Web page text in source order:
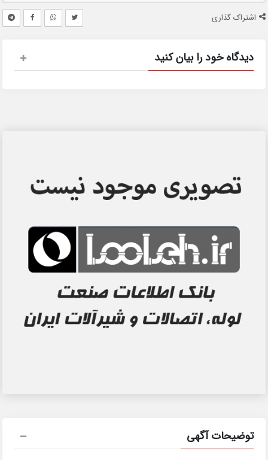
اشتراک گذاری
دیدگاه خود را بیان کنید
توضیحات آگهی